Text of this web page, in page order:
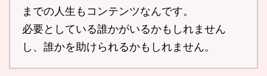
までの人生もコンテンツなんです。
必要としている誰かがいるかもしれません
し、誰かを助けられるかもしれません。